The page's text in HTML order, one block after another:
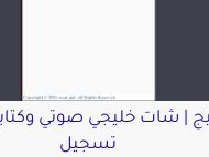
| شات خليجي صوتي
تسجيل